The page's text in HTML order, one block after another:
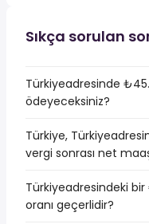
Sıkça sorulan
Türkiyeadresinde
ödeyeceksiniz?
Türkiye,
vergi sonrası net
Türkiyeadresindeki
oranı geçerlidir?